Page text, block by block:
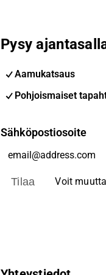
Pysy
Aamukatsaus
Pohjoismaiset
Sähköpostiosoite
Tilaa Voit